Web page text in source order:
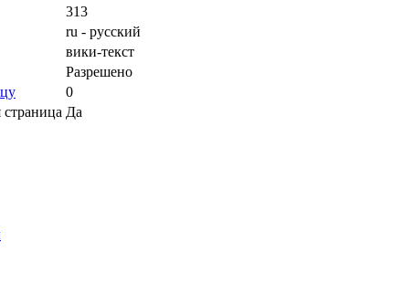
313
ru - русский
вики-текст
Разрешено
0
страница Да